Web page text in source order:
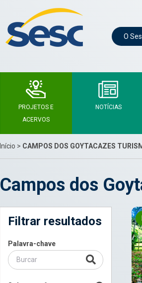
O
PROJETOS E
ACERVOS
NOTÍCIAS
Início > CAMPOS DOS GOYTACAZES
Campos dos
Filtrar resultados
Palavra-chave